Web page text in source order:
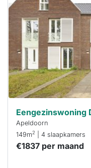
Om kans te
maken moet je
binnen 15
minuten
reageren.
Stekkies helpt
je hierbij!
Eengezinswoning
Apeldoorn
149m2 | 4 slaapkamers
€1837 per maand